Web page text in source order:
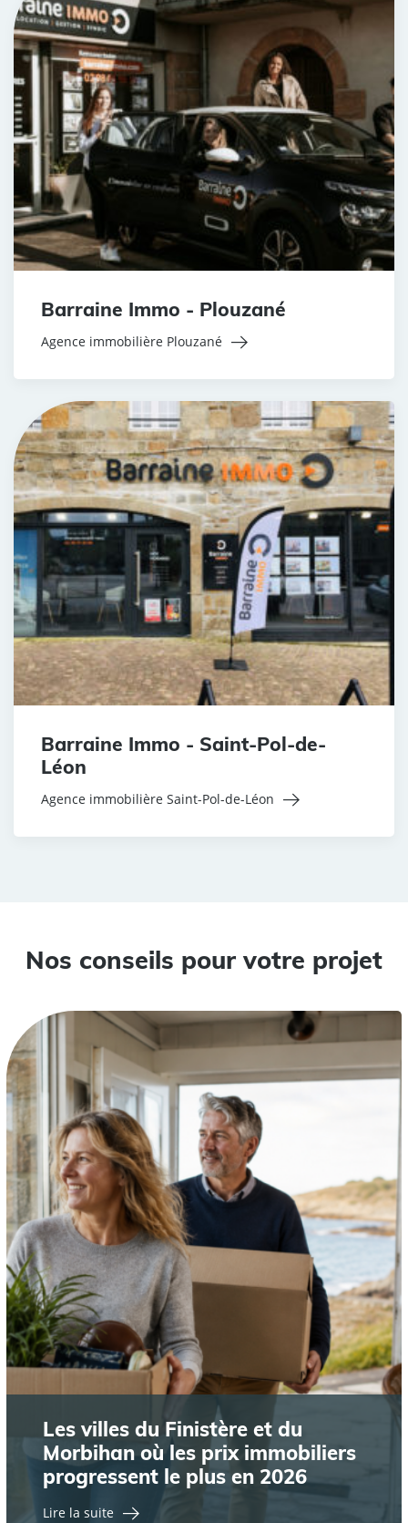
Barraine Immo - Plouzané
Agence immobilière Plouzané
Barraine Immo - Saint-Pol-de-
Léon
Agence immobilière Saint-Pol-de-Léon
Nos conseils pour votre projet
Les villes du Finistère et du
Morbihan où les prix immobiliers
progressent le plus en 2026
Lire la suite